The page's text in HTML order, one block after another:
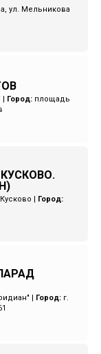
ул. Мельникова
| Город: площадь
Город:
Город: г.